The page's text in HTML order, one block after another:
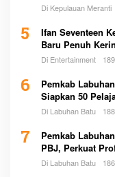
Di Kepulauan Meranti
5
Ifan Seventeen
Baru Penuh
Di Entertainment
6
Pemkab
Siapkan 50
Di Labuhan Batu
7
Pemkab
PBJ, Perkuat
Pemerintah
Di Labuhan Batu